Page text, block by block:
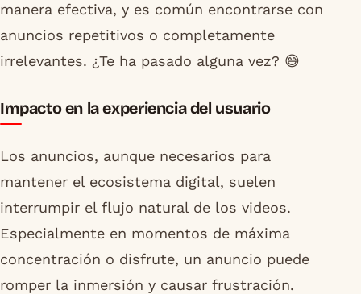
manera efectiva, y es común encontrarse con
anuncios repetitivos o completamente
irrelevantes. ¿Te ha pasado alguna vez? 😅
Impacto en la experiencia del usuario
Los anuncios, aunque necesarios para
mantener el ecosistema digital, suelen
interrumpir el flujo natural de los videos.
Especialmente en momentos de máxima
concentración o disfrute, un anuncio puede
romper la inmersión y causar frustración.